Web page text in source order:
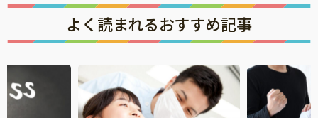
よく読まれるおすすめ記事